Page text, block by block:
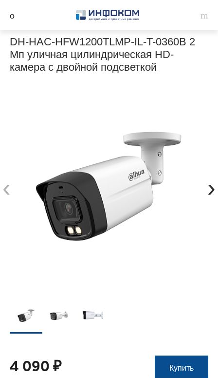
DH-HAC-HFW1200TLMP-IL-T-0360B 2
Мп уличная цилиндрическая HD-
камера с двойной подсветкой
‹ ›
4 090 ₽ Купить